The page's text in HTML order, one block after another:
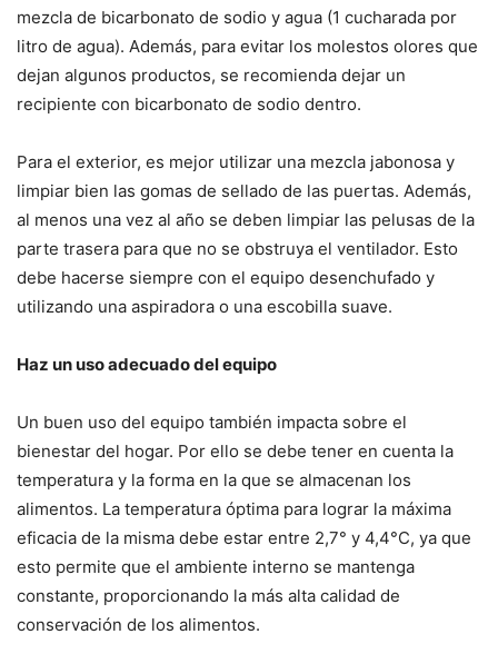
mezcla de bicarbonato de sodio y agua (1 cucharada por
litro de agua). Además, para evitar los molestos olores que
dejan algunos productos, se recomienda dejar un
recipiente con bicarbonato de sodio dentro.
Para el exterior, es mejor utilizar una mezcla jabonosa y
limpiar bien las gomas de sellado de las puertas. Además,
al menos una vez al año se deben limpiar las pelusas de la
parte trasera para que no se obstruya el ventilador. Esto
debe hacerse siempre con el equipo desenchufado y
utilizando una aspiradora o una escobilla suave.
Haz un uso adecuado del equipo
Un buen uso del equipo también impacta sobre el
bienestar del hogar. Por ello se debe tener en cuenta la
temperatura y la forma en la que se almacenan los
alimentos. La temperatura óptima para lograr la máxima
eficacia de la misma debe estar entre 2,7° y 4,4°C, ya que
esto permite que el ambiente interno se mantenga
constante, proporcionando la más alta calidad de
conservación de los alimentos.